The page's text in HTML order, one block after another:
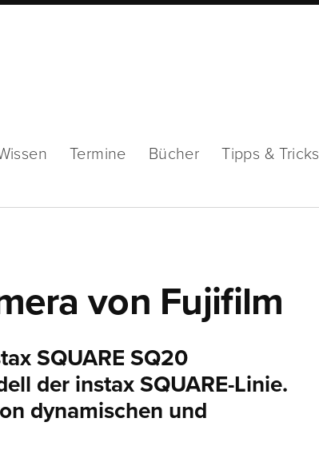
Termine Bücher Tipps & Tricks
von Fujifilm
SQUARE SQ20
der instax SQUARE-Linie.
dynamischen und